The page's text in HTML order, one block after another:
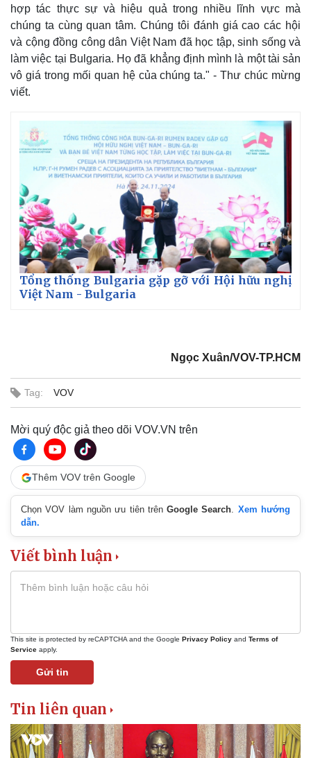
Bất động sản
Khởi nghiệp
Giá vàng
Tiêu dùng
Tỷ giá
Chứng khoán
Giá cà phê
hợp tác thực sự và hiệu quả trong nhiều lĩnh vực mà
chúng ta cùng quan tâm. Chúng tôi đánh giá cao các hội
và cộng đồng công dân Việt Nam đã học tập, sinh sống và
làm việc tại Bulgaria. Họ đã khẳng định mình là một tài sản
vô giá trong mối quan hệ của chúng ta." - Thư chúc mừng
viết.
Tổng thống Bulgaria gặp gỡ với Hội hữu nghị
Việt Nam - Bulgaria
Ngọc Xuân/VOV-TP.HCM
Tag: VOV
Mời quý độc giả theo dõi VOV.VN trên
Thêm VOV trên Google
Chọn VOV làm nguồn ưu tiên trênGoogle Search. Xem hướng
dẫn.
Viết bình luận
This site is protected by reCAPTCHA and the Google Privacy Policy and Terms of
Service apply.
Gửi tin
Tin liên quan